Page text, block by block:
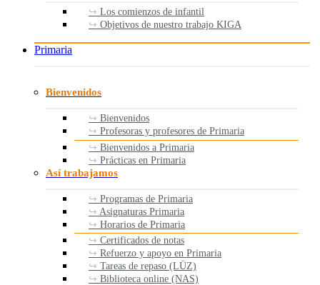
Los comienzos de infantil
Objetivos de nuestro trabajo KIGA
Primaria
Bienvenidos
Bienvenidos
Profesoras y profesores de Primaria
Bienvenidos a Primaria
Prácticas en Primaria
Así trabajamos
Programas de Primaria
Asignaturas Primaria
Horarios de Primaria
Certificados de notas
Refuerzo y apoyo en Primaria
Tareas de repaso (LÜZ)
Biblioteca online (NAS)